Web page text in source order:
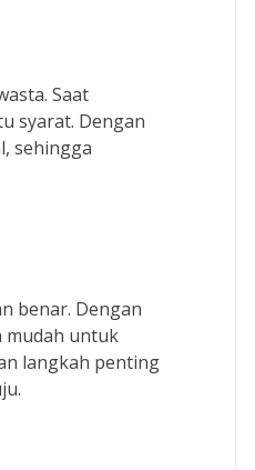
Saat
syarat. Dengan
sehingga
benar. Dengan
mudah untuk
langkah penting